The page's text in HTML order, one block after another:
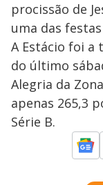
procissão de
uma das
A Estácio foi a
do último
Alegria da
apenas 265,3
Série B.